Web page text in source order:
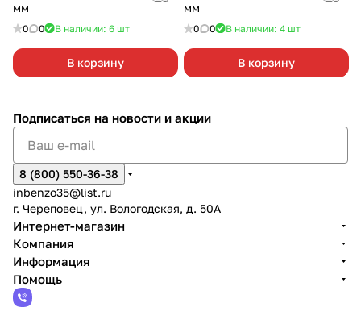
мм
0 0 В наличии: 6 шт
В корзину
мм
0 0 В наличии: 4 шт
В корзину
Подписаться на новости и акции
8 (800) 550-36-38
inbenzo35@list.ru
г. Череповец, ул. Вологодская, д. 50А
Интернет-магазин
Компания
Информация
Помощь